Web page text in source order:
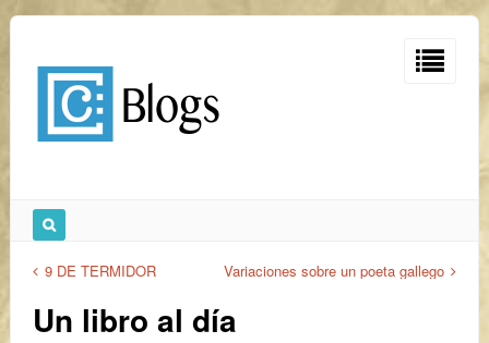
9 DE TERMIDOR Variaciones sobre un poeta gallego
Un libro al día